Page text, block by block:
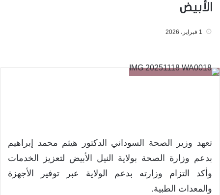
الأبيض
1 فبراير، 2026
تعهد وزير الصحة السوداني الدكتور هيثم محمد إبراهيم
بدعم وزارة الصحة بولاية النيل الأبيض لتعزيز الخدمات
وأكد التزام وزارته بدعم الولاية عبر توفير الأجهزة
والمعدات الطبية.